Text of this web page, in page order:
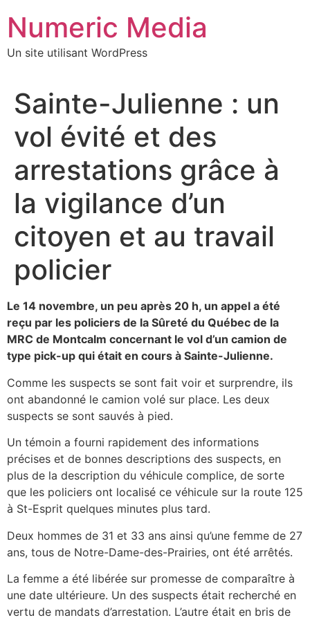
contenu
Numeric Media
Un site utilisant WordPress
Sainte-Julienne : un
vol évité et des
arrestations grâce à
la vigilance d’un
citoyen et au travail
policier
Le 14 novembre, un peu après 20 h, un appel a été
reçu par les policiers de la Sûreté du Québec de la
MRC de Montcalm concernant le vol d’un camion de
type pick-up qui était en cours à Sainte-Julienne.
Comme les suspects se sont fait voir et surprendre, ils
ont abandonné le camion volé sur place. Les deux
suspects se sont sauvés à pied.
Un témoin a fourni rapidement des informations
précises et de bonnes descriptions des suspects, en
plus de la description du véhicule complice, de sorte
que les policiers ont localisé ce véhicule sur la route 125
à St-Esprit quelques minutes plus tard.
Deux hommes de 31 et 33 ans ainsi qu’une femme de 27
ans, tous de Notre-Dame-des-Prairies, ont été arrêtés.
La femme a été libérée sur promesse de comparaître à
une date ultérieure. Un des suspects était recherché en
vertu de mandats d’arrestation. L’autre était en bris de